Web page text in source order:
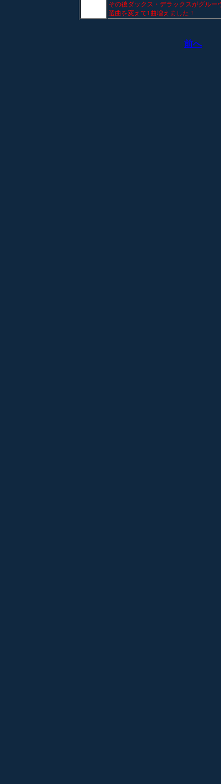
その後ダックス・デラックスがグル
選曲を変えて1曲増えました！
前へ